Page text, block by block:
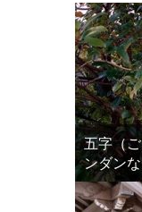
五字（
ンダン